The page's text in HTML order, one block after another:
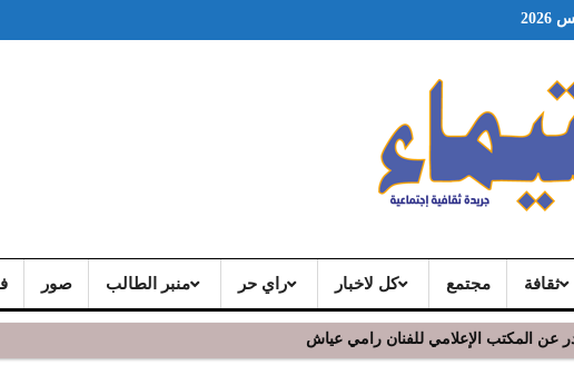
ثقافة مجتمع كل لاخبار راي حر منبر الطالب صور
بومخلوف الدولي: رؤوف ماهر يتالق و يشد الجمهور الحاضر